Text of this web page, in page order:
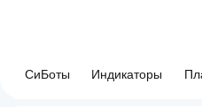
СиБоты Индикаторы